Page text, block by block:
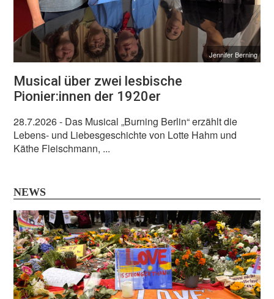
Jennifer Berning
Musical über zwei lesbische
Pionier:innen der 1920er
28.7.2026- Das Musical „Burning Berlin“ erzählt die
Lebens- und Liebesgeschichte von Lotte Hahm und
Käthe Fleischmann, ...
NEWS